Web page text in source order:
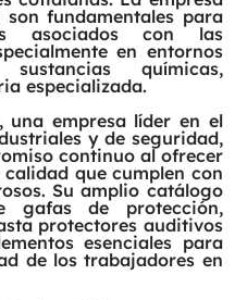
fundamentales para
asociados con las
en entornos
químicas,
especializada.
una empresa líder en el
y de seguridad,
continuo al ofrecer
que cumplen con
Su amplio catálogo
gafas de protección,
protectores auditivos
esenciales para
de los trabajadores en